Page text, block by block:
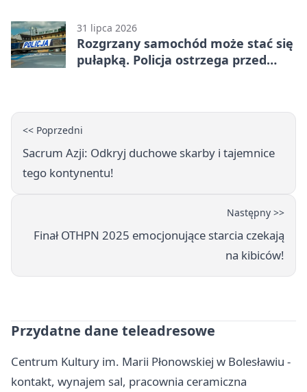
31 lipca 2026
Rozgrzany samochód może stać się
pułapką. Policja ostrzega przed
<< Poprzedni
Sacrum Azji: Odkryj duchowe skarby i tajemnice
tego kontynentu!
Następny >>
Finał OTHPN 2025 emocjonujące starcia czekają
na kibiców!
Przydatne dane teleadresowe
Centrum Kultury im. Marii Płonowskiej w Bolesławiu -
kontakt, wynajem sal, pracownia ceramiczna